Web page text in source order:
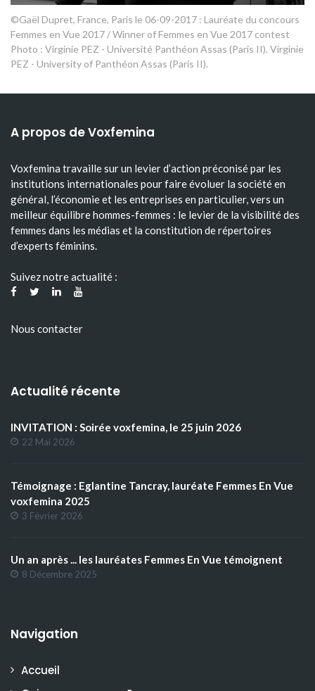
©Gaël Dupret, France, Paris le 06-09-2017 : Lauréate du concours
Femmes en Vue 2017 / Winner of Femmes en Vue 2017 contest
Photo : Virginie PEZ - Université Panthéon Assas (Paris II). Virginie
PEZ - University of Panthéon Assas (Paris II).
A propos de Voxfemina
Voxfemina travaille sur un levier d’action préconisé par les
institutions internationales pour faire évoluer la société en
général, l’économie et les entreprises en particulier, vers un
meilleur équilibre hommes-femmes : le levier de la visibilité des
femmes dans les médias et la constitution de répertoires
d’experts féminins.
Suivez notre actualité :
Nous contacter
Actualité récente
INVITATION : Soirée voxfemina, le 25 juin 2026
22 Mai 2026
Témoignage : Eglantine Tancray, lauréate Femmes En Vue
voxfemina 2025
3 Février 2026
Un an après ... les lauréates Femmes En Vue témoignent
8 Décembre 2025
Navigation
Accueil